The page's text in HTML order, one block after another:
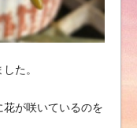
た。
が咲いているのを